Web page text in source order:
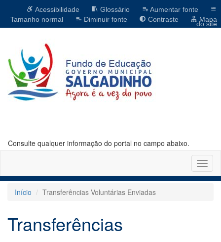
Acessibilidade Glossário
Aumentar fonte
Tamanho normal
Diminuir fonte Contraste Mapa
do site
Consulte qualquer informação do portal no campo abaixo.
Início
Transferências Voluntárias Enviadas
Transferências